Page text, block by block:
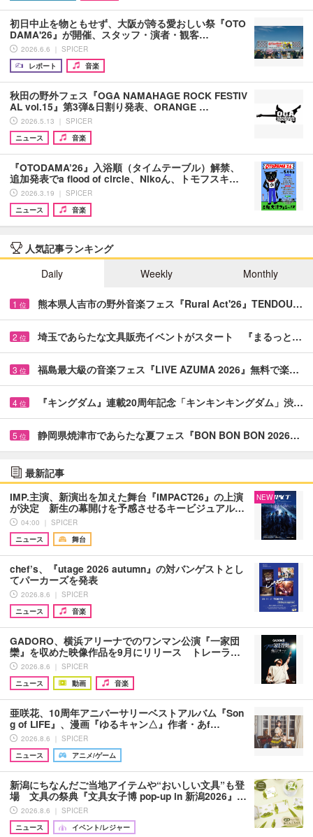
初日中止を物ともせず、大阪が誇る愛おしい祭『OTO
DAMA'26』が開催、スタッフ・演者・観客…
2026.6.6 ｜ SPICER
レポート
音楽
秋田の野外フェス『OGA NAMAHAGE ROCK FESTIV
AL vol.15』第3弾&日割り発表、ORANGE …
2026.5.13 ｜ SPICER
ニュース
音楽
『OTODAMA’26』入浴順（タイムテーブル）解禁、
追加発表でa flood of circle、Nikoん、トモフスキ…
2026.3.19 ｜ SPICER
ニュース
音楽
人気記事ランキング
Daily
Weekly Monthly
1 位 熊本県人吉市の野外音楽フェス『Rural Act'26』TENDOU…
2 位 埼玉であらたな文具販売イベントがスタート 『まるっと…
3 位 福島最大級の音楽フェス『LIVE AZUMA 2026』無料で楽…
4 位 『キングダム』連載20周年記念「キンキンキングダム」渋…
5 位 静岡県焼津市であらたな夏フェス『BON BON BON 2026…
最新記事
IMP.主演、新演出を加えた舞台『IMPACT26』の上演
が決定 新生の幕開けを予感させるキービジュアル…
04:00 ｜ SPICER
ニュース
舞台
NEW
chef’s、『utage 2026 autumn』の対バンゲストとし
てパーカーズを発表
2026.8.6 ｜ SPICER
ニュース
音楽
GADORO、横浜アリーナでのワンマン公演『一家団
欒』を収めた映像作品を9月にリリース トレーラ…
2026.8.6 ｜ SPICER
ニュース
動画 音楽
亜咲花、10周年アニバーサリーベストアルバム『Son
g of LIFE』、漫画『ゆるキャン△』作者・あf…
2026.8.6 ｜ SPICER
ニュース
アニメ/ゲーム
新潟にちなんだご当地アイテムや“おいしい文具”も登
場 文具の祭典『文具女子博 pop-up in 新潟2026』…
2026.8.6 ｜ SPICER
ニュース
イベント/レジャー